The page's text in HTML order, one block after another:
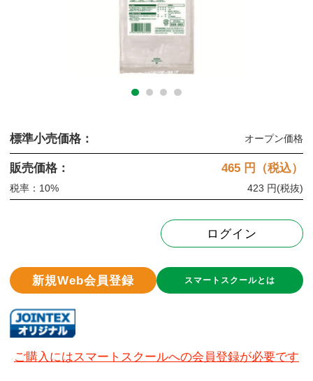
標準小売価格： オープン価格
販売価格： 465 円（税込）
税率：10% 423 円(税抜)
ログイン
新規Web会員登録 スマートスクールとは
ご購入にはスマートスクールへの会員登録が必要です